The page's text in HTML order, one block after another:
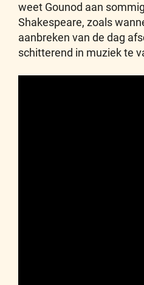
weet Gounod aan
Shakespeare, zoals
aanbreken van de dag
schitterend in muziek te